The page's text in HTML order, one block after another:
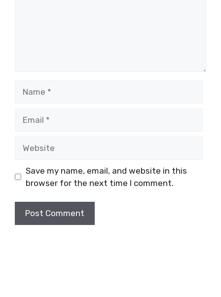
Save my name, email, and website in this
browser for the next time I comment.